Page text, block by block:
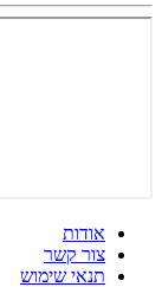
אודות
צור קשר
תנאי שימוש